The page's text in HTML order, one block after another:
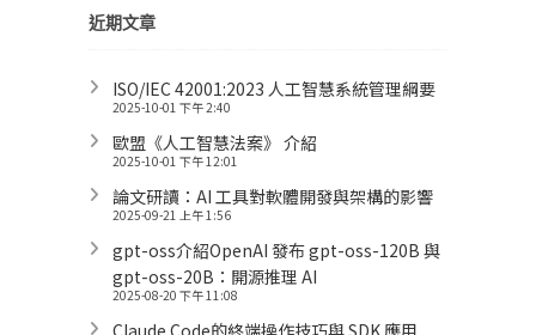
近期文章
ISO/IEC 42001:2023 人工智慧系統管理綱要
2025-10-01 下午 2:40
歐盟《人工智慧法案》 介紹
2025-10-01 下午 12:01
論文研讀：AI 工具對軟體開發與架構的影響
2025-09-21 上午 1:56
gpt-oss介紹OpenAI 發布 gpt-oss-120B 與
gpt-oss-20B：開源推理 AI
2025-08-20 下午 11:08
Claude Code的終端操作技巧與 SDK 應用